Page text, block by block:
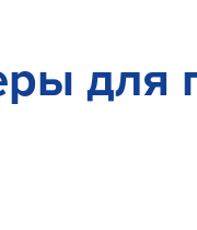
для